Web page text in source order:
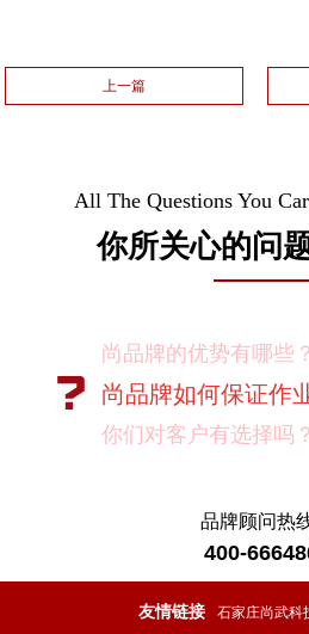
上一篇
All The Questions You
你所关心的问
尚品牌的优势有哪些？
尚品牌如何保证作
你们对客户有选择吗？
有没有案例资料？
项目启动之前您需要
品牌顾问热
400-
友情链接 石家庄尚武科